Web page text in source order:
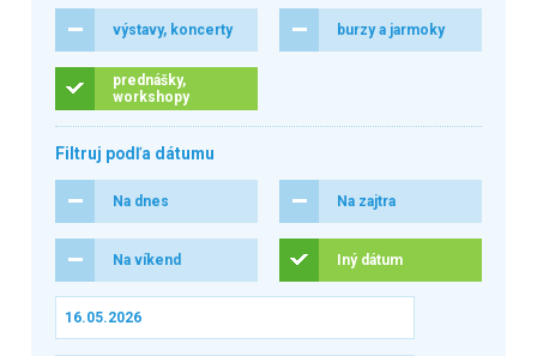
výstavy, koncerty burzy a jarmoky
prednášky,
workshopy
Filtruj podľa dátumu
Na dnes Na zajtra
Na víkend Iný dátum